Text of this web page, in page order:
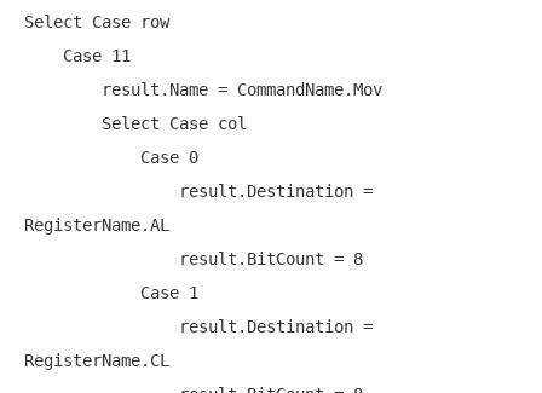
Select
Case row
Case 11
Select
Case col
Case 0
RegisterName.AL
Case 1
RegisterName.CL